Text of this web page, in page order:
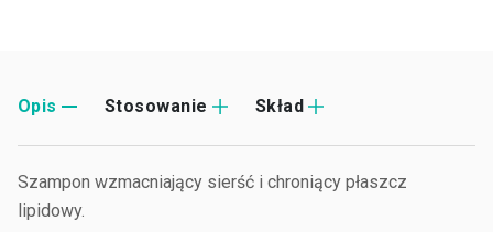
Opis Stosowanie Skład
Szampon wzmacniający sierść i chroniący płaszcz
lipidowy.